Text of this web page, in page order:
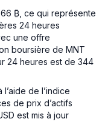
₿, ce qui représente
24 heures
une offre
boursière de MNT
24 heures est de 344
de l’indice
de prix d’actifs
est mis à jour